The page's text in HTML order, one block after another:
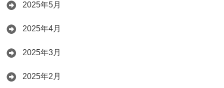
2025年5月
2025年4月
2025年3月
2025年2月